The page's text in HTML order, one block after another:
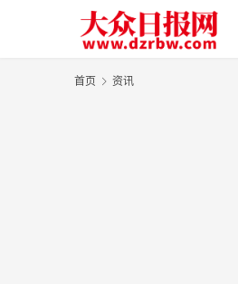
首页 资讯